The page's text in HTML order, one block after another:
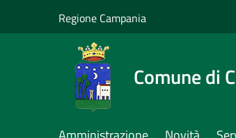
Regione Campania
Comune di